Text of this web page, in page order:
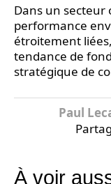
Dans un
performance
étroitement
tendance de
stratégique de
Paul
À voir